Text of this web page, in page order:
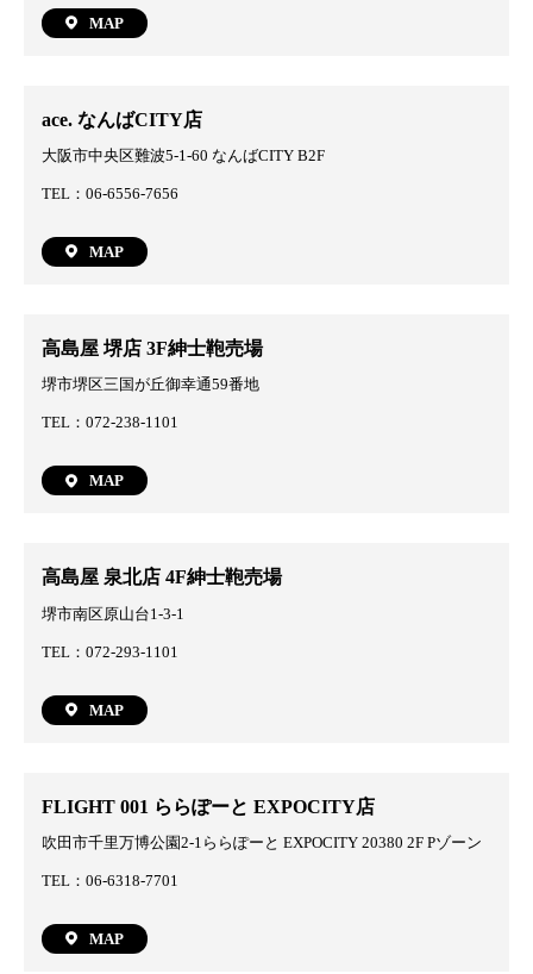
MAP
ace. なんばCITY店
大阪市中央区難波5-1-60 なんばCITY B2F
TEL：06-6556-7656
MAP
高島屋 堺店 3F紳士鞄売場
堺市堺区三国が丘御幸通59番地
TEL：072-238-1101
MAP
高島屋 泉北店 4F紳士鞄売場
堺市南区原山台1-3-1
TEL：072-293-1101
MAP
FLIGHT 001 ららぽーと EXPOCITY店
吹田市千里万博公園2-1ららぽーと EXPOCITY 20380 2F Pゾーン
TEL：06-6318-7701
MAP